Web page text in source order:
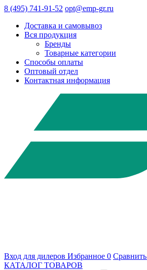
8 (495) 741-91-52 opt@emp-gr.ru
Доставка и самовывоз
Вся продукция
Бренды
Товарные категории
Способы оплаты
Оптовый отдел
Контактная информация
Вход для дилеров Избранное 0 Сравнить
КАТАЛОГ ТОВАРОВ